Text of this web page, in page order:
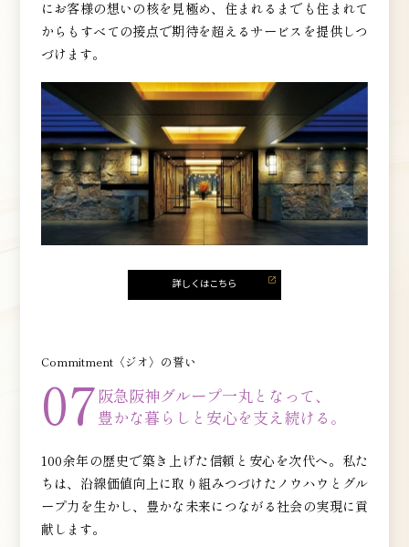
にお客様の想いの核を見極め、住まれるまでも住まれて
からもすべての接点で期待を超えるサービスを提供しつ
づけます。
Commitment〈ジオ〉の誓い
07阪急阪神グループ一丸となって、
豊かな暮らしと 安心を支え続ける。
100余年の歴史で築き上げた信頼と安心を次代へ。私た
ちは、沿線価値向上に取り組みつづけたノウハウとグル
ープ力を生かし、豊かな未来につながる社会の実現に貢
献します。